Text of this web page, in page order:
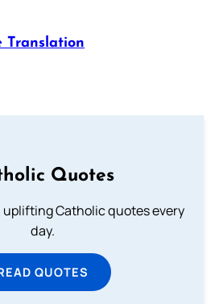
Translation
Quotes
Catholic quotes every
day.
QUOTES